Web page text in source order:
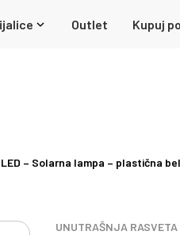
Outlet Kupuj
– Solarna lampa – plastična
UNUTRAŠNJA RASVETA